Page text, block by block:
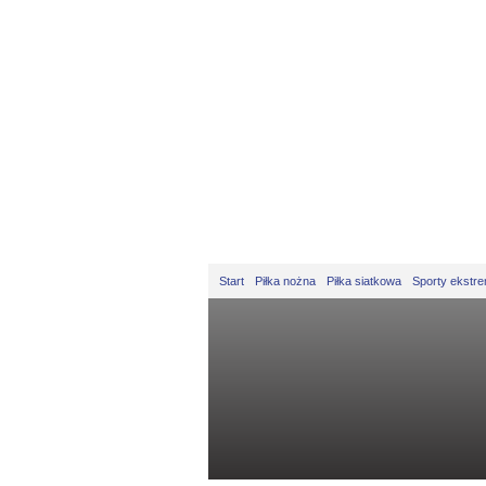
Start Piłka nożna Piłka siatkowa Sporty